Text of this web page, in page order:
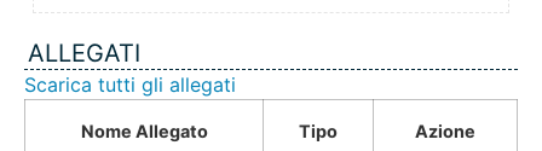
ALLEGATI
Scarica tutti gli allegati
Nome Allegato Tipo Azione